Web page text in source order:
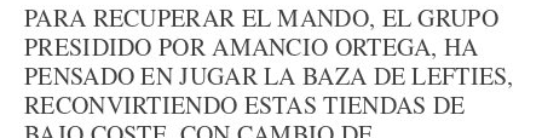
PARA RECUPERAR EL MANDO, EL GRUPO
PRESIDIDO POR AMANCIO ORTEGA, HA
PENSADO EN JUGAR LA BAZA DE LEFTIES,
RECONVIRTIENDO ESTAS TIENDAS DE